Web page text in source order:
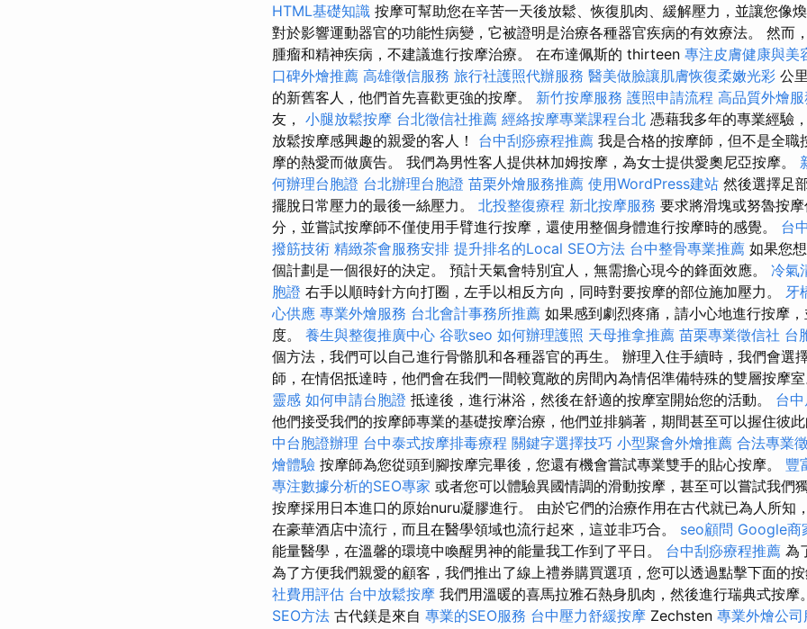
HTML基礎知識 按摩可幫助您在辛苦一天後放鬆、恢復肌肉、緩解壓力，並讓您像煥
對於影響運動器官的功能性病變，它被證明是治療各種器官疾病的有效療法。 然而
腫瘤和精神疾病，不建議進行按摩治療。 在布達佩斯的 thirteen 專注皮膚健康與美
口碑外燴推薦 高雄徵信服務 旅行社護照代辦服務 醫美做臉讓肌膚恢復柔嫩光彩 公
的新舊客人，他們首先喜歡更強的按摩。 新竹按摩服務 護照申請流程 高品質外燴服
友， 小腿放鬆按摩 台北徵信社推薦 經絡按摩專業課程台北 憑藉我多年的專業經驗
放鬆按摩感興趣的親愛的客人！ 台中刮痧療程推薦 我是合格的按摩師，但不是全職
摩的熱愛而做廣告。 我們為男性客人提供林加姆按摩，為女士提供愛奧尼亞按摩。
何辦理台胞證 台北辦理台胞證 苗栗外燴服務推薦 使用WordPress建站 然後選擇足
擺脫日常壓力的最後一絲壓力。 北投整復療程 新北按摩服務 要求將滑塊或努魯按
分，並嘗試按摩師不僅使用手臂進行按摩，還使用整個身體進行按摩時的感覺。 台
撥筋技術 精緻茶會服務安排 提升排名的Local SEO方法 台中整骨專業推薦 如果您
個計劃是一個很好的決定。 預計天氣會特別宜人，無需擔心現今的鋒面效應。 冷氣
胞證 右手以順時針方向打圈，左手以相反方向，同時對要按摩的部位施加壓力。 牙
心供應 專業外燴服務 台北會計事務所推薦 如果感到劇烈疼痛，請小心地進行按摩
度。 養生與整復推廣中心 谷歌seo 如何辦理護照 天母推拿推薦 苗栗專業徵信社 台
個方法，我們可以自己進行骨骼肌和各種器官的再生。 辦理入住手續時，我們會選
師，在情侶抵達時，他們會在我們一間較寬敞的房間內為情侶準備特殊的雙層按摩室
靈感 如何申請台胞證 抵達後，進行淋浴，然後在舒適的按摩室開始您的活動。 台
他們接受我們的按摩師專業的基礎按摩治療，他們並排躺著，期間甚至可以握住彼此
中台胞證辦理 台中泰式按摩排毒療程 關鍵字選擇技巧 小型聚會外燴推薦 合法專業
燴體驗 按摩師為您從頭到腳按摩完畢後，您還有機會嘗試專業雙手的貼心按摩。 豐
專注數據分析的SEO專家 或者您可以體驗異國情調的滑動按摩，甚至可以嘗試我們
按摩採用日本進口的原始nuru凝膠進行。 由於它們的治療作用在古代就已為人所知
在豪華酒店中流行，而且在醫學領域也流行起來，這並非巧合。 seo顧問 Google商
能量醫學，在溫馨的環境中喚醒男神的能量我工作到了平日。 台中刮痧療程推薦 為
為了方便我們親愛的顧客，我們推出了線上禮券購買選項，您可以透過點擊下面的按
社費用評估 台中放鬆按摩 我們用溫暖的喜馬拉雅石熱身肌肉，然後進行瑞典式按摩
SEO方法 古代鎂是來自 專業的SEO服務 台中壓力舒緩按摩 Zechsten 專業外燴公司